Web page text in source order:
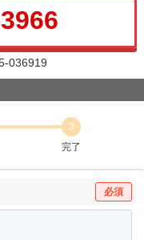
036919
3
完了
必須